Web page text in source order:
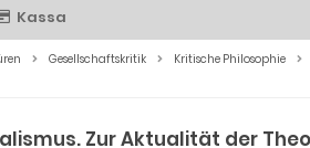
Kassa
Gesellschaftskritik Kritische Philosophie
Zur Aktualität der